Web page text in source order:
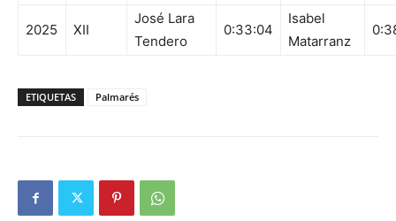
2025 XII
José Lara
Tendero
0:33:04
Isabel
Matarranz
ETIQUETAS Palmarés